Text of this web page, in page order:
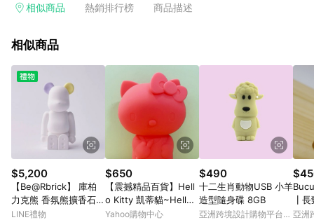
回饋訂單不得享有 Pinkoi 站方優惠，例如首購優惠，P coins，
行為，不具贈點資格，部分退款不在此限。 6. APP 請更新至
貨後 45 天後發送。 8. 群眾募資商品，禮物卡，開館保證金，補
運費，攤位費等不具贈點資格。 9. LINE 購物站上之商品規格、
顏色、價位、贈品如與 Pinkoi 商品資訊頁及購物車不符，以
Pinkoi 購物商品資訊頁及購物車標示為準。 10. 點數紅包使用規
則請以點數紅包活動說明為準。 11. 若於 LINE 購物前往 Pinkoi
頁面後才首次下載 Pinkoi APP 並完成訂單，不符合導購資格；承
上，首次下載 Pinkoi APP 後，需透過 LINE 購物前往 Pinkoi 頁
面，方享導購資格。
相似商品 熱銷排行榜 商品描述
相似商品
$5,200
【Be@Rbrick】 庫柏
力克熊 香氛熊擴香石
馬卡龍雙色版（紫色黃
LINE禮物
$650
【震撼精品百貨】Hell
o Kitty 凱蒂貓~Hello
Kitty日本SANRIO三麗
Yahoo購物中心
$490
十二生肖動物USB 小羊
造型隨身碟 8GB
亞洲跨境設計購物平台
┃
耳
亞洲